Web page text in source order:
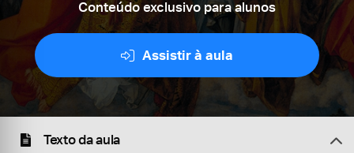
Conteúdo exclusivo para alunos
Assistir à aula
Texto da aula